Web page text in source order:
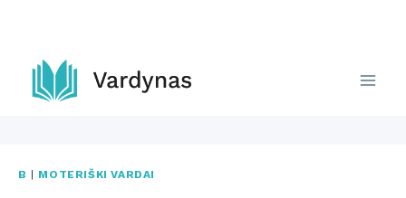
content
B | MOTERIŠKI VARDAI